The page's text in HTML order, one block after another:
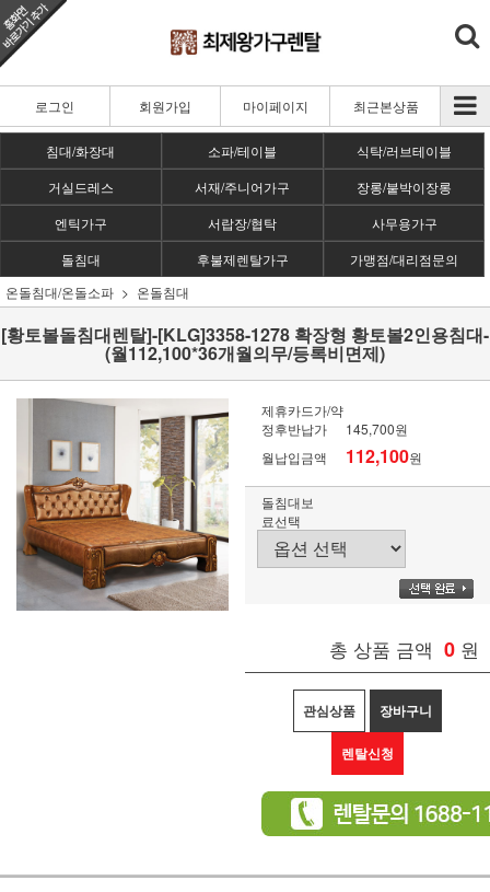
로그인 회원가입 마이페이지 최근본상품
침대/화장대 소파/테이블
식탁/러브테이블
거실드레스
서재/주니어가구
장롱/붙박이장롱
엔틱가구
서랍장/협탁
사무용가구
돌침대
후불제렌탈가구
가맹점/대리점문의
온돌침대/온돌소파
온돌침대
[황토볼돌침대렌탈]-[KLG]3358-1278 확장형 황토볼2인용침대-
(월112,100*36개월의무/등록비면제)
제휴카드가/약
정후반납가
145,700원
월납입금액
112,100원
돌침대보
료선택
총 상품 금액 0 원
관심상품 장바구니
렌탈신청